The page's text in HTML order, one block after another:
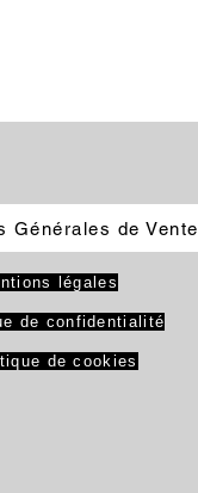
Générales de Vente
légales
de confidentialité
de cookies